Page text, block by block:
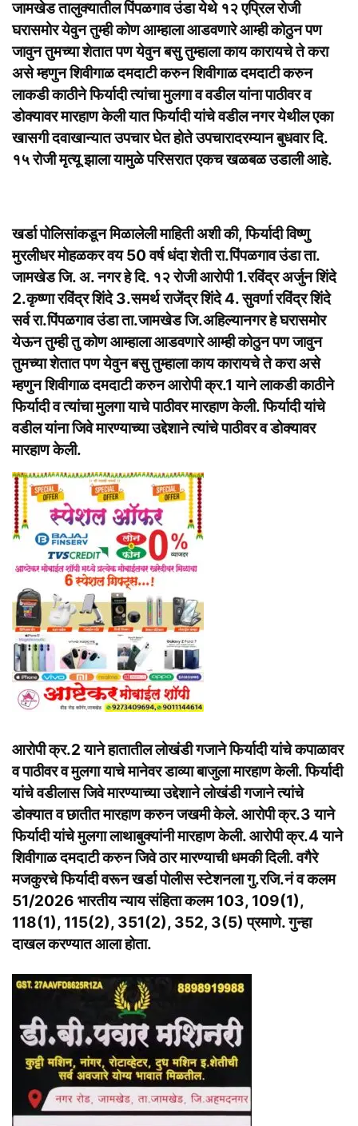
जामखेड तालुक्यातील पिंपळगाव उंडा येथे १२ एप्रिल रोजी
घरासमोर येवुन तुम्ही कोण आम्हाला आडवणारे आम्ही कोठुन पण
जावुन तुमच्या शेतात पण येवुन बसु तुम्हाला काय कारायचे ते करा
असे म्हणुन शिवीगाळ दमदाटी करुन शिवीगाळ दमदाटी करुन
लाकडी काठीने फिर्यादी त्यांचा मुलगा व वडील यांना पाठीवर व
डोक्यावर मारहाण केली यात फिर्यादी यांचे वडील नगर येथील एका
खासगी दवाखान्यात उपचार घेत होते उपचारादरम्यान बुधवार दि.
१५ रोजी मृत्यू झाला यामुळे परिसरात एकच खळबळ उडाली आहे.
खर्डा पोलिसांकडून मिळालेली माहिती अशी की, फिर्यादी विष्णु
मुरलीधर मोहळकर वय 50 वर्ष धंदा शेती रा.पिंपळगाव उंडा ता.
जामखेड जि. अ. नगर हे दि. १२ रोजी आरोपी 1.रविंद्र अर्जुन शिंदे
2.कृष्णा रविंद्र शिंदे 3.समर्थ राजेंद्र शिंदे 4. सुवर्णा रविंद्र शिंदे
सर्व रा.पिंपळगाव उंडा ता.जामखेड जि.अहिल्यानगर हे घरासमोर
येऊन तुम्ही तु कोण आम्हाला आडवणारे आम्ही कोठुन पण जावुन
तुमच्या शेतात पण येवुन बसु तुम्हाला काय कारायचे ते करा असे
म्हणुन शिवीगाळ दमदाटी करुन आरोपी क्र.1 याने लाकडी काठीने
फिर्यादी व त्यांचा मुलगा याचे पाठीवर मारहाण केली. फिर्यादी यांचे
वडील यांना जिवे मारण्याच्या उद्देशाने त्यांचे पाठीवर व डोक्यावर
मारहाण केली.
आरोपी क्र.2 याने हातातील लोखंडी गजाने फिर्यादी यांचे कपाळावर
व पाठीवर व मुलगा याचे मानेवर डाव्या बाजुला मारहाण केली. फिर्यादी
यांचे वडीलास जिवे मारण्याच्या उद्देशाने लोखंडी गजाने त्यांचे
डोक्यात व छातीत मारहाण करुन जखमी केले. आरोपी क्र.3 याने
फिर्यादी यांचे मुलगा लाथाबुक्यांनी मारहाण केली. आरोपी क्र.4 याने
शिवीगाळ दमदाटी करुन जिवे ठार मारण्याची धमकी दिली. वगैरे
मजकुरचे फिर्यादी वरून खर्डा पोलीस स्टेशनला गु.रजि.नं व कलम
51/2026 भारतीय न्याय संहिता कलम 103, 109(1),
118(1), 115(2), 351(2), 352, 3(5) प्रमाणे.गुन्हा
दाखल करण्यात आला होता.